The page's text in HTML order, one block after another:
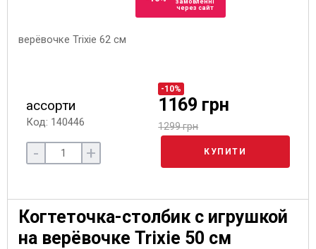
замовленні
через сайт
ассорти
Код: 140446
-10%
1169 грн
1299 грн
- + КУПИТИ
Когтеточка-столбик с игрушкой
на верёвочке Trixie 50 см